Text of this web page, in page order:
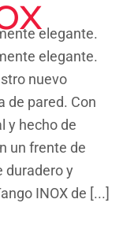
elegante.
elegante.
nuevo
de pared. Con
y hecho de
un frente de
duradero y
INOX de [...]